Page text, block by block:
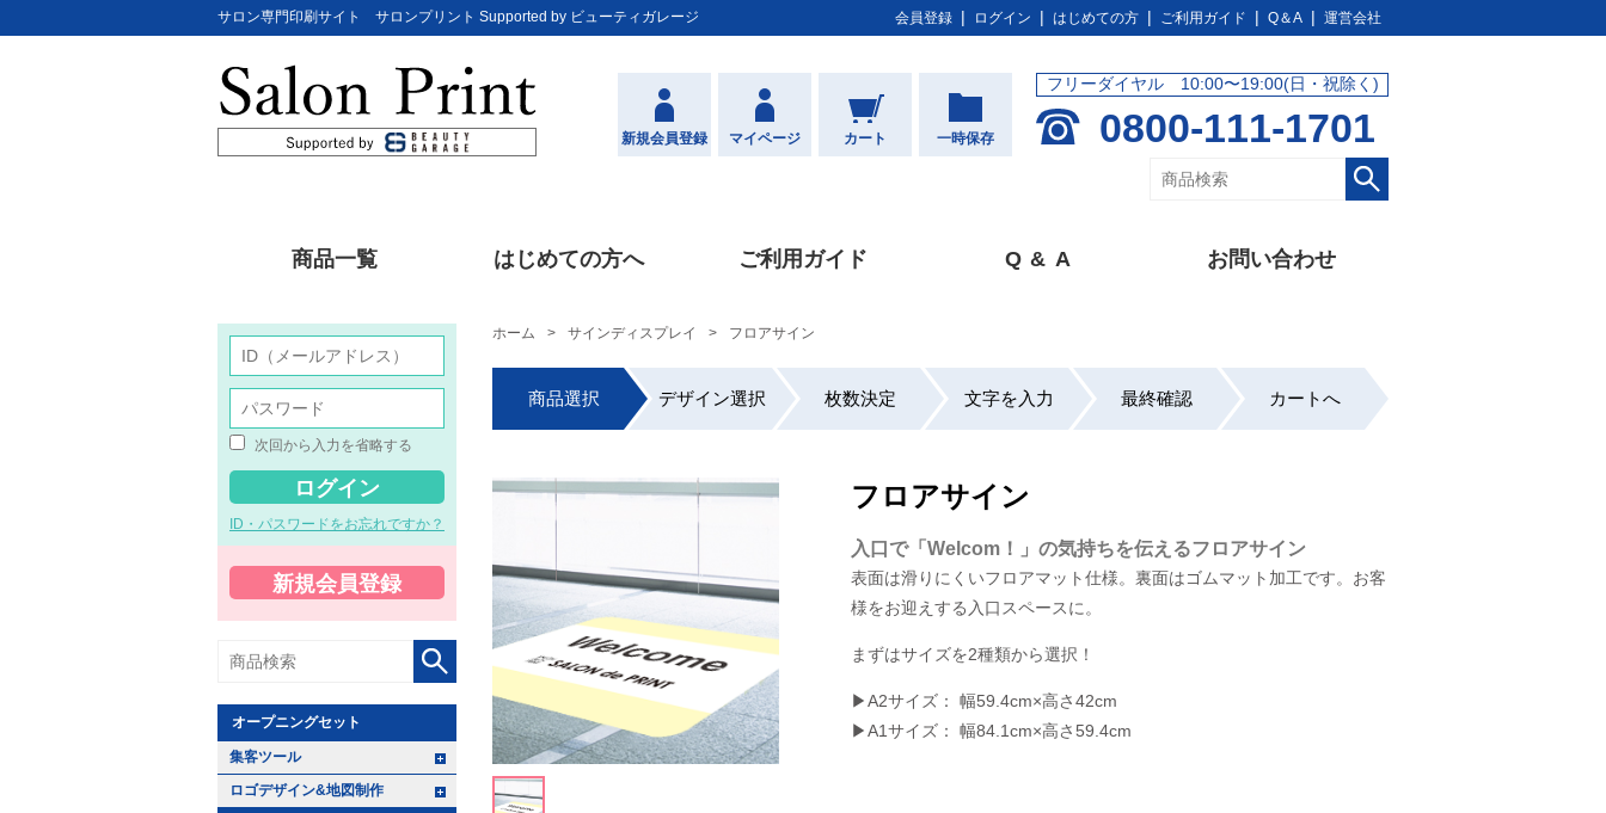
サロン専門印刷サイト サロンプリント Supported by ビューティガレージ 会員登録 ログイン はじめての方 ご利用ガイド Q＆A 運営会社
新規会員登録 マイページ カート 一時保存
フリーダイヤル 10:00〜19:00(日・祝除く)
0800-111-1701
商品一覧 はじめての方へ ご利用ガイド Q& A お問い合わせ
ホーム サインディスプレイ フロアサイン
商品選択 デザイン選択 枚数決定 文字を入力 最終確認 カートへ
フロアサイン
入口で「Welcom！」の気持ちを伝えるフロアサイン
表面は滑りにくいフロアマット仕様。裏面はゴムマット加工です。お客
様をお迎えする入口スペースに。
まずはサイズを2種類から選択！
▶A2サイズ： 幅59.4cm×高さ42cm
▶A1サイズ： 幅84.1cm×高さ59.4cm
次回から入力を省略する
ID・パスワードをお忘れですか？
新規会員登録
オープニングセット
集客ツール
ロゴデザイン&地図制作